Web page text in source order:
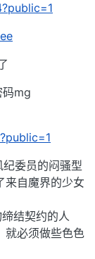
码mg
委员的闷骚型
来自魔界的少女
结契约的人
就必须做些色色